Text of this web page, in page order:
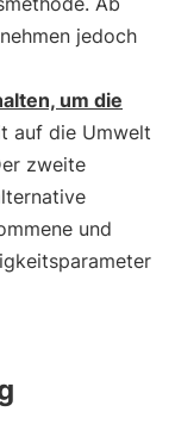
jedoch
um die
auf die Umwelt
zweite
und